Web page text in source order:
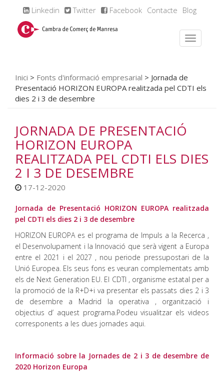
Linkedin Twitter Facebook Contacte Blog
Inici > Fonts d'informació empresarial > Jornada de
Presentació HORIZON EUROPA realitzada pel CDTI els
dies 2 i 3 de desembre
JORNADA DE PRESENTACIÓ
HORIZON EUROPA
REALITZADA PEL CDTI ELS DIES
2 I 3 DE DESEMBRE
17-12-2020
Jornada de Presentació HORIZON EUROPA realitzada
pel CDTI els dies 2 i 3 de desembre
HORIZON EUROPA es el programa de Impuls a la Recerca ,
el Desenvolupament i la Innovació que serà vigent a Europa
entre el 2021 i el 2027 , nou periode pressupostari de la
Unió Europea. Els seus fons es veuran complementats amb
els de Next Generation EU. El CDTI , organisme estatal per a
la promoció de la R+D+i va presentar els passats dies 2 i 3
de desembre a Madrid la operativa , organització i
objectius d’ aquest programa.Podeu visualitzar els videos
corresponents a les dues jornades aqui.
Informació sobre la Jornades de 2 i 3 de desembre de
2020 Horizon Europa